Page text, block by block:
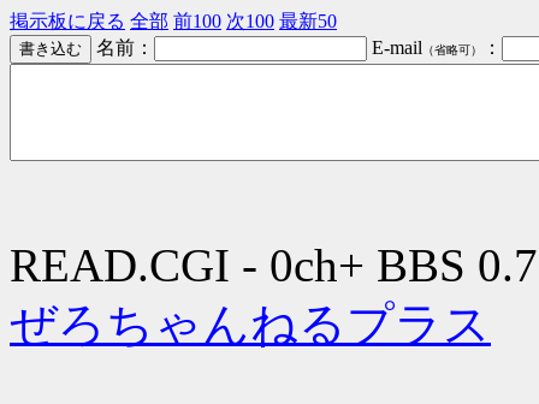
掲示板に戻る 全部 前100 次100 最新50
名前：
E-mail （省略可） ：
READ.CGI - 0ch+ BBS
ぜろちゃんねるプラス